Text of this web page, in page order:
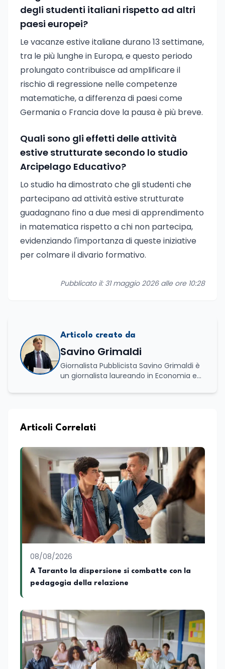
degli studenti italiani rispetto ad altri
paesi europei?
Le vacanze estive italiane durano 13 settimane,
tra le più lunghe in Europa, e questo periodo
prolungato contribuisce ad amplificare il
rischio di regressione nelle competenze
matematiche, a differenza di paesi come
Germania o Francia dove la pausa è più breve.
Quali sono gli effetti delle attività
estive strutturate secondo lo studio
Arcipelago Educativo?
Lo studio ha dimostrato che gli studenti che
partecipano ad attività estive strutturate
guadagnano fino a due mesi di apprendimento
in matematica rispetto a chi non partecipa,
evidenziando l'importanza di queste iniziative
per colmare il divario formativo.
Pubblicato il: 31 maggio 2026 alle ore 10:28
Articolo creato da
Savino Grimaldi
Giornalista Pubblicista Savino Grimaldi è
un giornalista laureando in Economia e
maturata nel settore della formazione.
professionale, distinguendosi per una
attive del lavoro e delle dinamiche che
legano istruzione, occupazione e
sviluppo delle competenze. Alla
preparazione economica e professionale
affianca una grande passione per la
lettura e per il giornalismo, che ne
arricchiscono il profilo umano e
culturale. Spazia con disinvoltura tra
diverse tematiche, offrendo sempre il
proprio punto di vista con equilibrio,
sensibilità e spirito critico.
Articoli Correlati
08/08/2026
A Taranto la dispersione si combatte con la
pedagogia della relazione